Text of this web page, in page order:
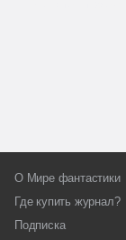
О Мире фантастики
Где купить журнал?
Подписка